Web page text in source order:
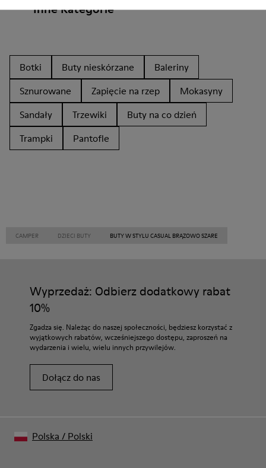
Inne Kategorie
Botki Buty nieskórzane
Baleriny
Sznurowane
Zapięcie na rzep
Mokasyny
Sandały
Trzewiki
Buty na co dzień
Trampki
Pantofle
CAMPER DZIECI BUTY BUTY W STYLU CASUAL BRĄZOWO SZARE
Wyprzedaż: Odbierz dodatkowy rabat
10%
Zgadza się. Należąc do naszej społeczności, będziesz korzystać z
wyjątkowych rabatów, wcześniejszego dostępu, zaproszeń na
wydarzenia i wielu, wielu innych przywilejów.
Dołącz do nas
Polska / Polski